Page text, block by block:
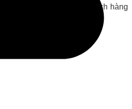
đơn và chăm sóc khách hàng